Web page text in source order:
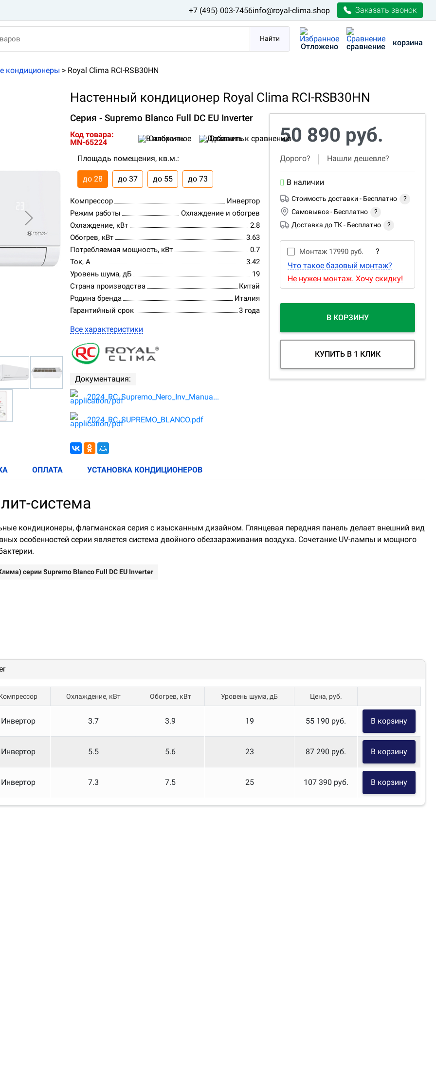
+7 (495) 003-7456info@royal-clima.shop Заказать звонок
Найти
Отложено сравнение корзина
кондиционеры > Royal Clima RCI-RSB30HN
Настенный кондиционер Royal Clima RCI-RSB30HN
Серия - Supremo Blanco Full DC EU Inverter
Код товара:
MN-65224
Отложить Сравнить
Площадь помещения, кв.м.:
до 28 до 37 до 55 до 73
Компрессор
Инвертор
Режим работы
Охлаждение и обогрев
Охлаждение, кВт
2.8
Обогрев, кВт
3.63
Потребляемая мощность, кВт
0.7
Ток, А
3.42
Уровень шума, дБ
19
Страна производства
Китай
Родина бренда
Италия
Гарантийный срок
3 года
Все характеристики
Документация:
2024_RC_Supremo_Nero_Inv_Manua...
2024_RC_SUPREMO_BLANCO.pdf
50 890 руб.
Дорого? Нашли дешевле?
В наличии
Стоимость доставки - Бесплатно
?
Самовывоз - Бесплатно
?
Доставка до ТК - Бесплатно ?
Монтаж 17990 руб.
?
Что такое базовый монтаж?
Не нужен монтаж. Хочу скидку!
В КОРЗИНУ
КУПИТЬ В 1 КЛИК
ОПЛАТА УСТАНОВКА КОНДИЦИОНЕРОВ
система
кондиционеры, флагманская серия с изысканным дизайном. Глянцевая передняя панель делает внешний вид
особенностей серии является система двойного обеззараживания воздуха. Сочетание UV-лампы и мощного
серии Supremo Blanco Full DC EU Inverter
подсветкой
Охлаждение, кВт Обогрев, кВт Уровень шума, дБ Цена, руб.
Инвертор 3.7 3.9 19 55 190 руб. В корзину
Инвертор 5.5 5.6 23 87 290 руб. В корзину
Инвертор 7.3 7.5 25 107 390 руб. В корзину